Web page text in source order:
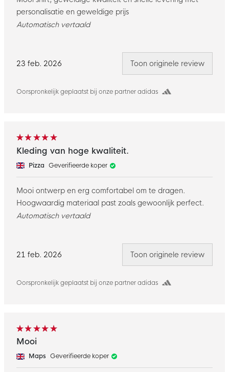
23 feb. 2026
Oorspronkelijk geplaatst bij onze partner adidas
personalisatie en geweldige prijs
Automatisch vertaald
Toon originele review
21 feb. 2026
Oorspronkelijk geplaatst bij onze partner adidas
Kleding van hoge kwaliteit.
Pizza Geverifieerde koper
Mooi ontwerp en erg comfortabel om te dragen.
Hoogwaardig materiaal past zoals gewoonlijk perfect.
Automatisch vertaald
Toon originele review
Mooi
Maps Geverifieerde koper